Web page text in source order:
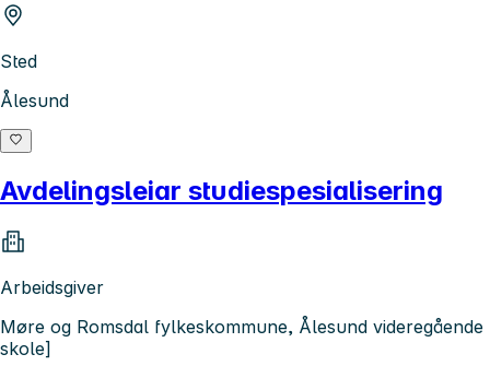
Sted
Ålesund
Avdelingsleiar studiespesialisering
Arbeidsgiver
Møre og Romsdal fylkeskommune, Ålesund videregående
skole]